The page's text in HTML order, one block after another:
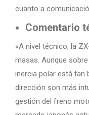
cuanto a
Comentario
«A nivel técnico, la
masas. Aunque
inercia polar está tan
dirección son más
gestión del freno